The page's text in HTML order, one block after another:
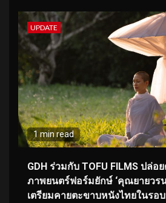
UPDATE
1 min read
GDH ร่วมกับ TOFU FILMS ปล่อ
ภาพยนตร์ฟอร์มยักษ์ ‘คุณยายวรน
เตรียมคายตะขาบหนังไทยในร